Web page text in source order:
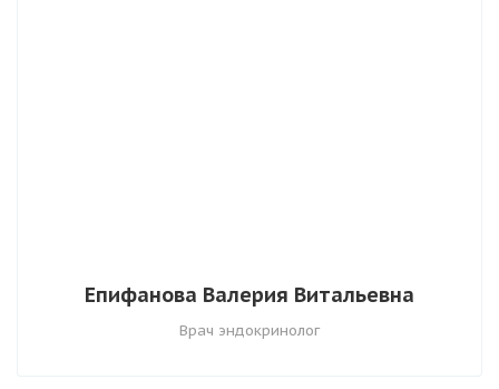
Епифанова Валерия Витальевна
Врач эндокринолог